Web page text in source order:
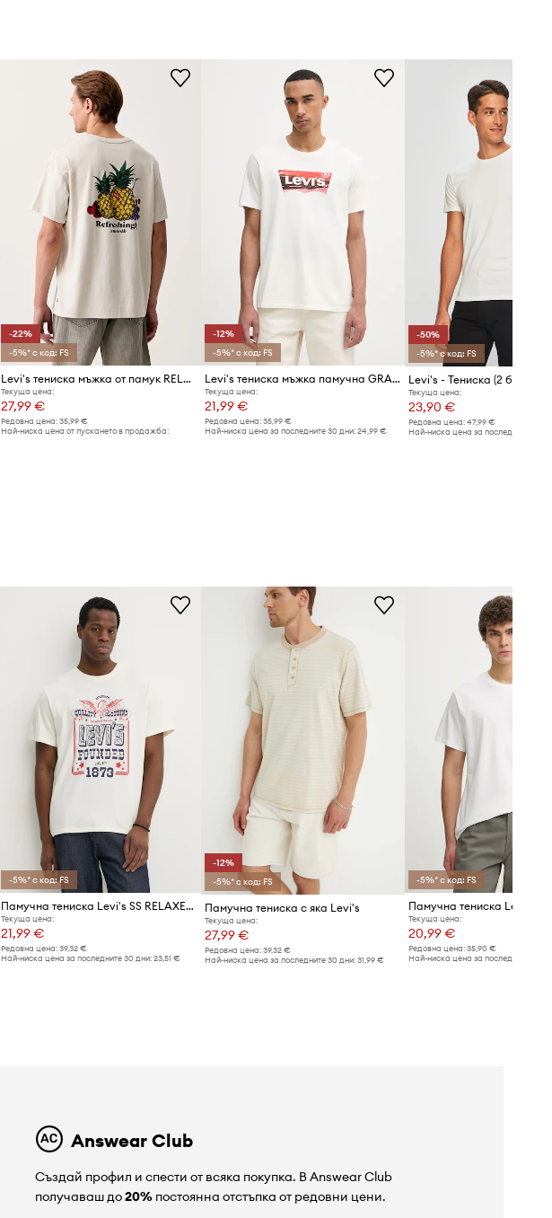
Levi's
Препоръчваме ви да изберете
размер по-голям от този, който
носите обикновено.
Таблица с размери
-22%
-5%* с код: FS
Levi's тениска мъжка от памук RELAXED FIT TEE
Текуща цена:
27,99 €
Редовна цена: 35,99 €
Най-ниска цена от пускането в продажба:
-12%
-5%* с код: FS
Levi's тениска мъжка памучна GRAPHIC CREWNECK
Текуща цена:
21,99 €
Редовна цена:35,99 €
Най-ниска цена за последните 30 дни:24,99 €
-50%
-5%* с код: FS
Levi's - Тениска (2 бройки)
Текуща цена:
23,90 €
Редовна цена: 47,99 €
Най-ниска цена за последните 30
-5%* с код: FS
Памучна тениска Levi's SS RELAXED FIT TEE
Текуща цена:
21,99 €
Редовна цена: 39,32 €
Най-ниска цена за последните 30 дни: 23,51 €
-12%
-5%* с код: FS
Памучна тениска с яка Levi's
Текуща цена:
27,99 €
Редовна цена:39,32 €
Най-ниска цена за последните 30 дни:31,99 €
-5%* с код: FS
Текуща цена:
20,99 €
Редовна цена: 35,90 €
Най-ниска цена за последните 30
Answear Club
Създай профил и спести от всяка покупка. В Answear Club
получаваш до20%постоянна отстъпка от редовни цени.